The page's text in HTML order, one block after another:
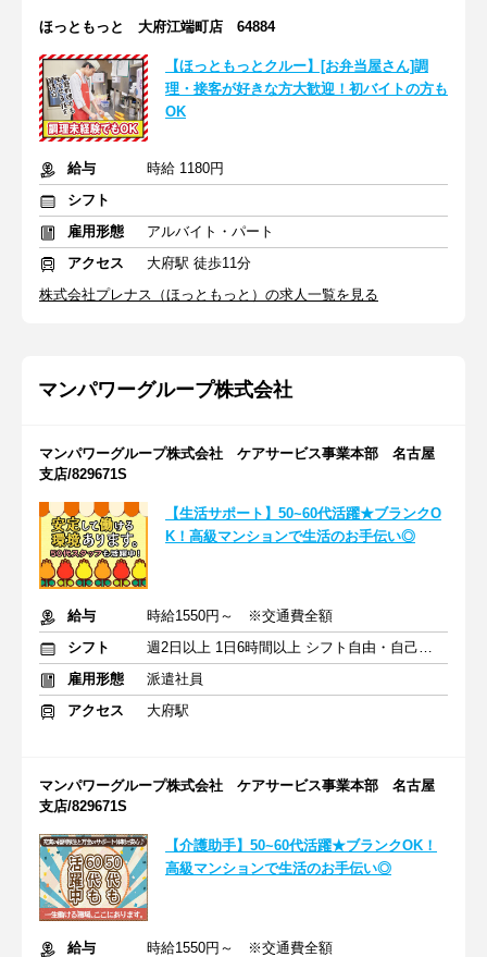
ほっともっと 大府江端町店 64884
【ほっともっとクルー】[お弁当屋さん]調
理・接客が好きな方大歓迎！初バイトの方も
OK
給与
時給 1180円
シフト
雇用形態
アルバイト・パート
アクセス
大府駅 徒歩11分
株式会社プレナス（ほっともっと）の求人一覧を見る
マンパワーグループ株式会社
マンパワーグループ株式会社 ケアサービス事業本部 名古屋
支店/829671S
【生活サポート】50~60代活躍★ブランクO
K！高級マンションで生活のお手伝い◎
給与
時給1550円～ ※交通費全額
シフト
週2日以上 1日6時間以上 シフト自由・自己申告
雇用形態
派遣社員
アクセス
大府駅
マンパワーグループ株式会社 ケアサービス事業本部 名古屋
支店/829671S
【介護助手】50~60代活躍★ブランクOK！
高級マンションで生活のお手伝い◎
給与
時給1550円～ ※交通費全額